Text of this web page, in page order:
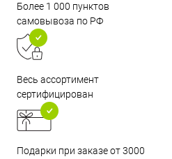
Более 1 000 пунктов
самовывоза по РФ
Весь ассортимент
сертифицирован
Подарки при заказе от 3000